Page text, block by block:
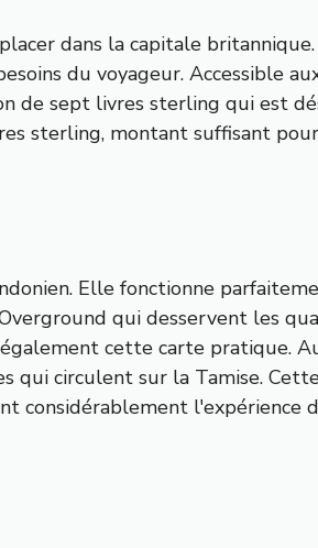
dans la capitale
du voyageur. Accessible
de sept livres sterling qui est
sterling, montant suffisant
Elle fonctionne
qui desservent les
cette carte pratique.
qui circulent sur la Tamise.
considérablement l'expérience